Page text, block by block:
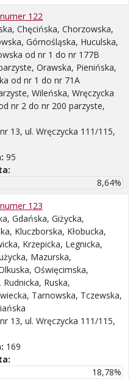
122
Chęcińska, Chorzowska,
Górnośląska, Huculska,
od nr 1 do nr 177B
Orawska, Pienińska,
od nr 1 do nr 71A
Wileńska, Wręczycka
nr 2 do nr 200 parzyste,
13, ul. Wręczycka 111/115,
95
8,64%
123
Gdańska, Giżycka,
Kluczborska, Kłobucka,
Krzepicka, Legnicka,
Mazurska,
Oświęcimska,
Ruska,
Tarnowska, Tczewska,
13, ul. Wręczycka 111/115,
169
18,78%